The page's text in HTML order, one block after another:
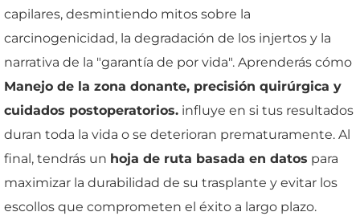
capilares, desmintiendo mitos sobre la
carcinogenicidad, la degradación de los injertos y la
narrativa de la "garantía de por vida". Aprenderás cómo
Manejo de la zona donante, precisión quirúrgica y
cuidados postoperatorios. influye en si tus resultados
duran toda la vida o se deterioran prematuramente. Al
final, tendrás un hoja de ruta basada en datos para
maximizar la durabilidad de su trasplante y evitar los
escollos que comprometen el éxito a largo plazo.